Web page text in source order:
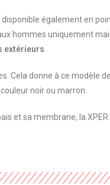
également en
hommes uniquement
extérieurs.
Cela donne à ce modèle
noir ou marron.
et sa membrane, la XPER